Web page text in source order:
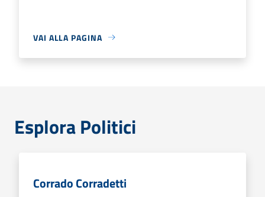
VAI ALLA PAGINA
Esplora Politici
Corrado Corradetti